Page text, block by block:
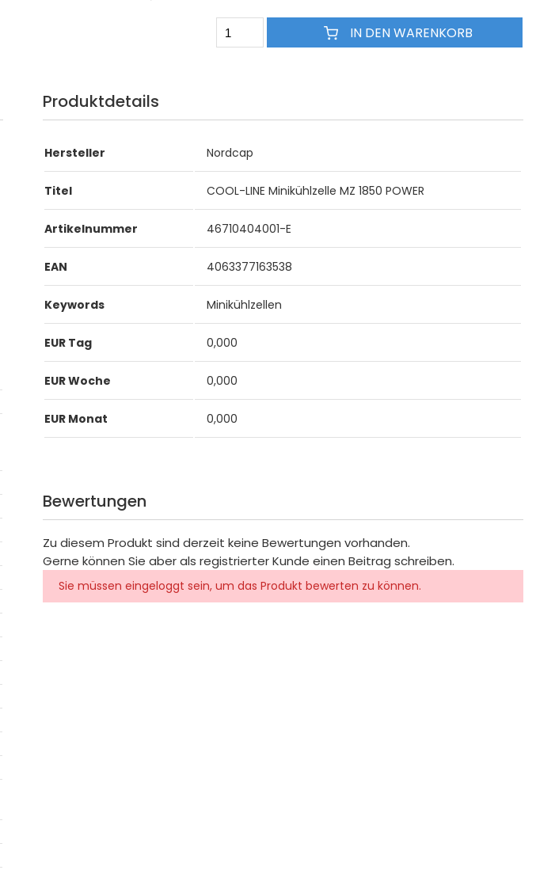
IN DEN WARENKORB
Produktdetails
Hersteller Nordcap
Titel COOL-LINE Minikühlzelle MZ 1850 POWER
Artikelnummer 46710404001-E
EAN 4063377163538
Keywords Minikühlzellen
EUR Tag 0,000
EUR Woche 0,000
EUR Monat 0,000
Bewertungen
Zu diesem Produkt sind derzeit keine Bewertungen vorhanden.
Gerne können Sie aber als registrierter Kunde einen Beitrag schreiben.
Sie müssen eingeloggt sein, um das Produkt bewerten zu können.